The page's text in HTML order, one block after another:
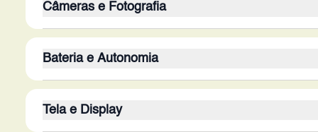
Câmeras e Fotografia
imagem (OIS) sugere a capacidade de capturar fotos
processamento de imagem e os recursos adicionais,
Bateria e Autonomia
sistema. Se o sistema operacional e o hardware
Tela e Display